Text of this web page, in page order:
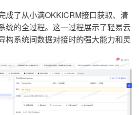
成了从小满OKKICRM接口获取、清
统的全过程。这一过程展示了轻易云
构系统间数据对接时的强大能力和灵